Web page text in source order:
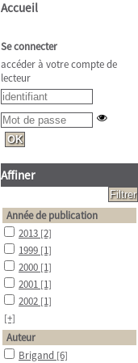
Accueil
Se connecter
accéder à votre compte de
lecteur
Affiner
Année de publication
2013 [2]
1999 [1]
2000 [1]
2001 [1]
2002 [1]
[+]
Auteur
Brigand [6]